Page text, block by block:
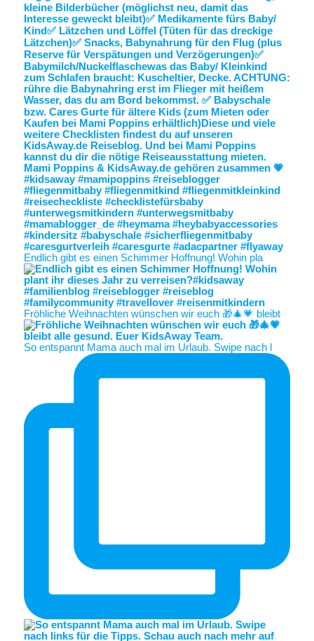
Endlich gibt es einen Schimmer Hoffnung! Wohin pla
Fröhliche Weihnachten wünschen wir euch 🎁🎄💗 bleibt
So entspannt Mama auch mal im Urlaub. Swipe nach l